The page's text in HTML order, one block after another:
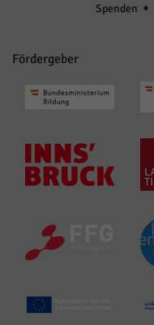
Spenden
Fördergeber